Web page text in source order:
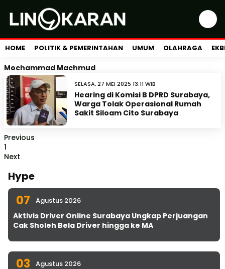
HOME POLITIK & PEMERINTAHAN UMUM OLAHRAGA
Mochammad Machmud
SELASA, 27 MEI 2025 13:11 WIB
Hearing di Komisi B DPRD Surabaya,
Warga Tolak Operasional Rumah
Sakit Siloam Cito Surabaya
Previous
1
Next
Hype
07 Agustus 2026
Aktivis Driver Online Surabaya Ungkap Perjuangan
Cak Sholeh Bela Driver hingga ke MA
03 Agustus 2026